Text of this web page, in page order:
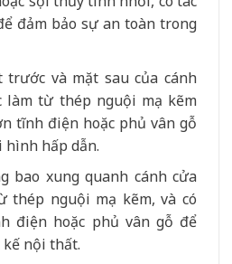
đảm bảo sự an toàn trong
trước và mặt sau của cánh
làm từ thép nguội mạ kẽm
tĩnh điện hoặc phủ vân gỗ
hình hấp dẫn.
bao xung quanh cánh cửa
thép nguội mạ kẽm, và có
điện hoặc phủ vân gỗ để
nội thất.